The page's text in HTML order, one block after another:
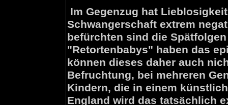
Im Gegenzug hat
Schwangerschaft extrem
befürchten sind die
"Retortenbabys" haben das
können dieses daher auch
Befruchtung, bei mehreren
Kindern, die in einem
England wird das tatsächlich